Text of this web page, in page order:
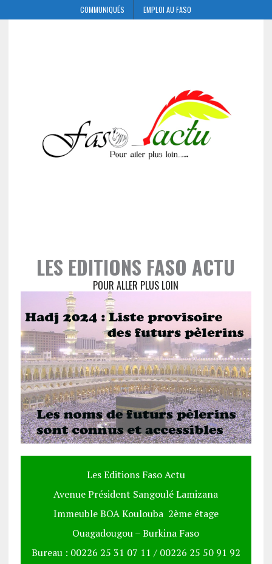
COMMUNIQUÉS EMPLOI AU FASO
LES EDITIONS FASO ACTU
POUR ALLER PLUS LOIN
Les Editions Faso Actu
Avenue Président Sangoulé Lamizana
Immeuble BOA Koulouba 2ème étage
Ouagadougou – Burkina Faso
Bureau : 00226 25 31 07 11 / 00226 25 50 91 92